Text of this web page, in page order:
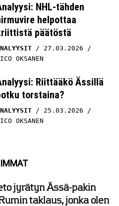
NHL-tähden
helpottaa
päätöstä
27.03.2026
OKSANEN
Riittääkö Ässillä
torstaina?
25.03.2026
OKSANEN
jyrätyn Ässä-pakin
taklaus, jonka olen